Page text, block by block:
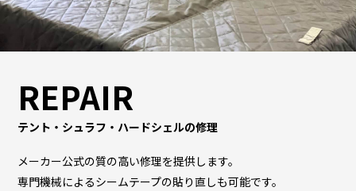
REPAIR
テント・シュラフ・ハードシェルの修理
メーカー公式の質の高い修理を提供します。
専門機械によるシームテープの貼り直しも可能です。